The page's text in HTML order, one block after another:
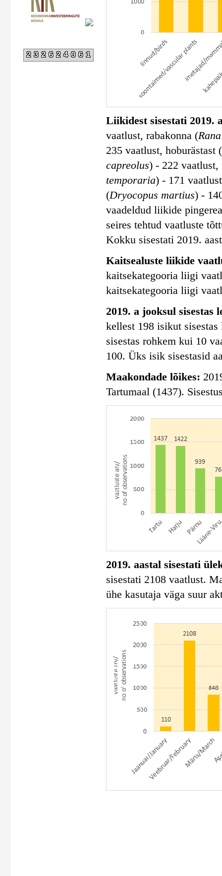
232624061
Liikidest sisestati 2019.
vaatlust, rabakonna (
235 vaatlust, hoburästast (
capreolus) - 222
temporaria) - 171
(Dryocopus martius) -
vaadeldud liikide
seires tehtud vaatluste
Kokku sisestati 2019.
Kaitsealuste liikide
kaitsekategooria liigi
kaitsekategooria liigi
2019. a jooksul sisestas
kellest 198 isikut
sisestas rohkem kui 10
100. Üks isik sisestasid
Maakondade lõikes:
Tartumaal (1437).
2019. aastal sisestati
sisestati 2108 vaatlust.
ühe kasutaja väga suur